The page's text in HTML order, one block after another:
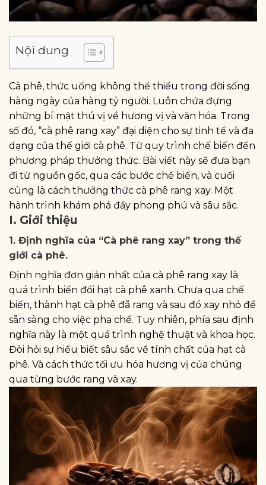
Nội dung
Cà phê, thức uống không thể thiếu trong đời sống
hàng ngày của hàng tỷ người. Luôn chứa đựng
những bí mật thú vị về hương vị và văn hóa. Trong
số đó, “cà phê rang xay” đại diện cho sự tinh tế và đa
dạng của thế giới cà phê. Từ quy trình chế biến đến
phương pháp thưởng thức. Bài viết này sẽ đưa bạn
đi từ nguồn gốc, qua các bước chế biến, và cuối
cùng là cách thưởng thức cà phê rang xay. Một
hành trình khám phá đầy phong phú và sâu sắc.
I. Giới thiệu
1. Định nghĩa của “Cà phê rang xay” trong thế
giới cà phê.
Định nghĩa đơn giản nhất của cà phê rang xay là
quá trình biến đổi hạt cà phê xanh. Chưa qua chế
biến, thành hạt cà phê đã rang và sau đó xay nhỏ để
sẵn sàng cho việc pha chế. Tuy nhiên, phía sau định
nghĩa này là một quá trình nghệ thuật và khoa học.
Đòi hỏi sự hiểu biết sâu sắc về tính chất của hạt cà
phê. Và cách thức tối ưu hóa hương vị của chúng
qua từng bước rang và xay.